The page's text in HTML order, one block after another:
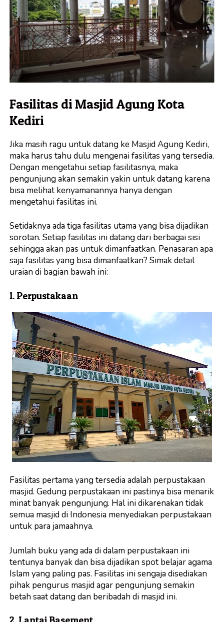
Fasilitas di Masjid Agung Kota
Kediri
Jika masih ragu untuk datang ke Masjid Agung Kediri,
maka harus tahu dulu mengenai fasilitas yang tersedia.
Dengan mengetahui setiap fasilitasnya, maka
pengunjung akan semakin yakin untuk datang karena
bisa melihat kenyamanannya hanya dengan
mengetahui fasilitas ini.
Setidaknya ada tiga fasilitas utama yang bisa dijadikan
sorotan. Setiap fasilitas ini datang dari berbagai sisi
sehingga akan pas untuk dimanfaatkan. Penasaran apa
saja fasilitas yang bisa dimanfaatkan? Simak detail
uraian di bagian bawah ini:
1. Perpustakaan
Fasilitas pertama yang tersedia adalah perpustakaan
masjid. Gedung perpustakaan ini pastinya bisa menarik
minat banyak pengunjung. Hal ini dikarenakan tidak
semua masjid di Indonesia menyediakan perpustakaan
untuk para jamaahnya.
Jumlah buku yang ada di dalam perpustakaan ini
tentunya banyak dan bisa dijadikan spot belajar agama
Islam yang paling pas. Fasilitas ini sengaja disediakan
pihak pengurus masjid agar pengunjung semakin
betah saat datang dan beribadah di masjid ini.